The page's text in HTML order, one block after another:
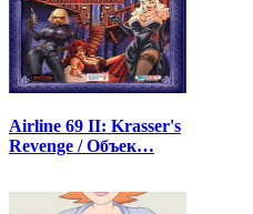
Airline 69 II: Krasser's
Revenge / Объек…